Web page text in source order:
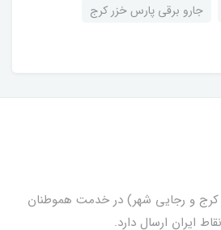
جارو برقی پارس خزر کرج
کرج و رجایی شهر) در خدمت هموطنان
ایران ارسال دارد.